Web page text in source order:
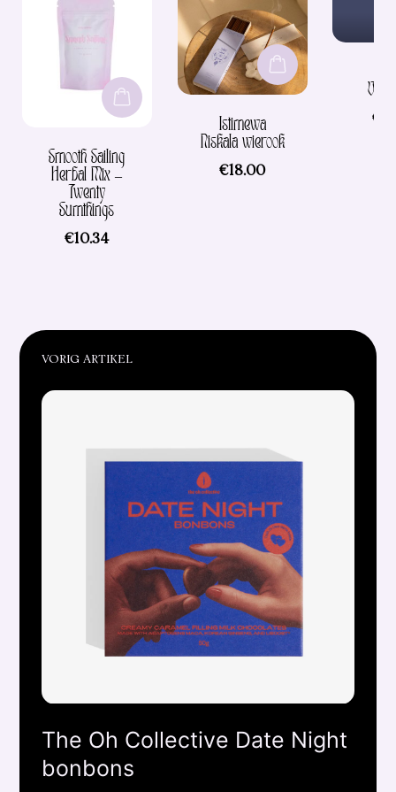
Smooth Sailing
Herbal Mix –
Twenty
Sumthings
€10.34
Istimewa
Niskala wierook
€18.00
€
VORIG ARTIKEL
The Oh Collective Date Night
bonbons